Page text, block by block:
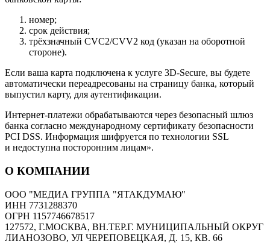
номер;
срок действия;
трёхзначный CVC2/CVV2 код (указан на оборотной
стороне).
Если ваша карта подключена к услуге 3D-Secure, вы будете
автоматически переадресованы на страницу банка, который
выпустил карту, для аутентификации.
Интернет-платежи обрабатываются через безопасный шлюз
банка согласно международному сертификату безопасности
PCI DSS. Информация шифруется по технологии SSL
и недоступна посторонним лицам».
О КОМПАНИИ
ООО "МЕДИА ГРУППА "ЯТАКДУМАЮ"
ИНН 7731288370
ОГРН 1157746678517
127572, Г.МОСКВА, ВН.ТЕР.Г. МУНИЦИПАЛЬНЫЙ ОКРУГ
ЛИАНОЗОВО, УЛ ЧЕРЕПОВЕЦКАЯ, Д. 15, КВ. 66